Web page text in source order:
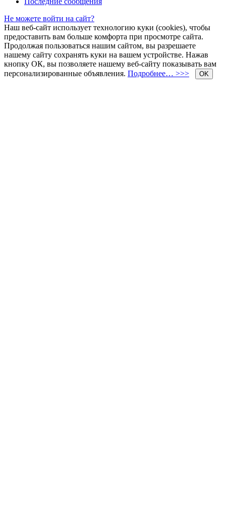
Не можете войти на сайт?
Наш веб-сайт использует технологию куки (cookies), чтобы
предоставить вам больше комфорта при просмотре сайта.
Продолжая пользоваться нашим сайтом, вы разрешаете
нашему сайту сохранять куки на вашем устройстве. Нажав
кнопку ОК, вы позволяете нашему веб-сайту показывать вам
персонализированные объявления. Подробнее… >>> OK